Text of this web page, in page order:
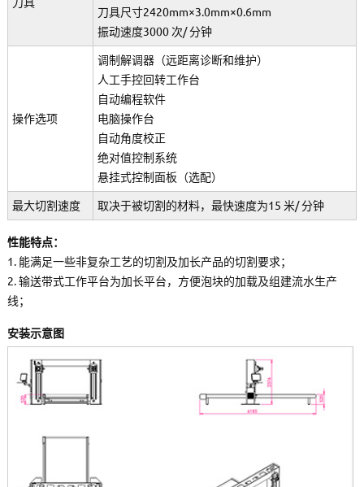
刀具尺寸2420mm×3.0mm×0.6mm
振动速度3000 次/ 分钟
操作选项
调制解调器（远距离诊断和维护）
人工手控回转工作台
自动编程软件
电脑操作台
自动角度校正
绝对值控制系统
悬挂式控制面板（选配）
最大切割速度 取决于被切割的材料，最快速度为15 米/ 分钟
性能特点：
1. 能满足一些非复杂工艺的切割及加长产品的切割要求；
2. 输送带式工作平台为加长平台，方便泡块的加载及组建流水生产
线；
安装示意图